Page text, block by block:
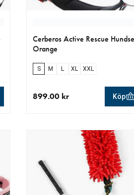
Cerberos Active Rescue
Orange
S M L XL XXL
899.00 kr Köp